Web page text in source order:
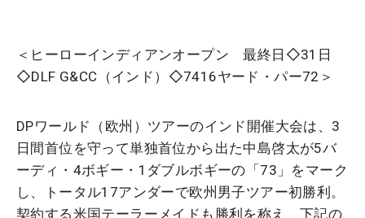
＜ヒーローインディアンオープン 最終日◇31日
◇DLF G&CC（インド）◇7416ヤード・パー72＞
DPワールド（欧州）ツアーのインド開催大会は、3
日間首位を守って単独首位から出た中島啓太が5バ
ーディ・4ボギー・1ダブルボギーの「73」をマーク
し、トータル17アンダーで欧州男子ツアー初勝利。
契約する米国テーラーメイドも勝利を称え、下記の